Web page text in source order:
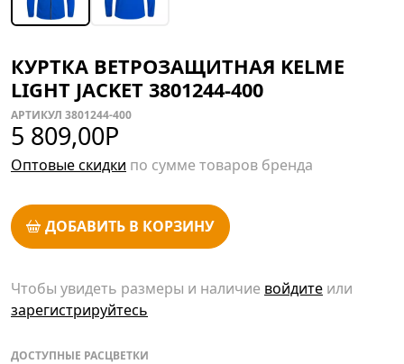
КУРТКА ВЕТРОЗАЩИТНАЯ KELME
LIGHT JACKET 3801244-400
АРТИКУЛ 3801244-400
5 809,00Р
Оптовые скидки по сумме товаров бренда
ДОБАВИТЬ В КОРЗИНУ
Чтобы увидеть размеры и наличие войдите или
зарегистрируйтесь
ДОСТУПНЫЕ РАСЦВЕТКИ